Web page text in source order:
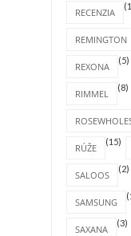
RECENZIA
REMINGTON
REXONA
(5)
RIMMEL
(8)
RÚŽE
(15)
SALOOS
(2)
SAMSUNG
SAXANA
(3)